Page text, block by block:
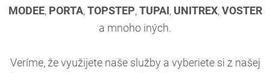
MODEE, PORTA, TOPSTEP, TUPAI, UNITREX, VOSTER
a mnoho iných.
Veríme, že využijete naše služby a vyberiete si z našej